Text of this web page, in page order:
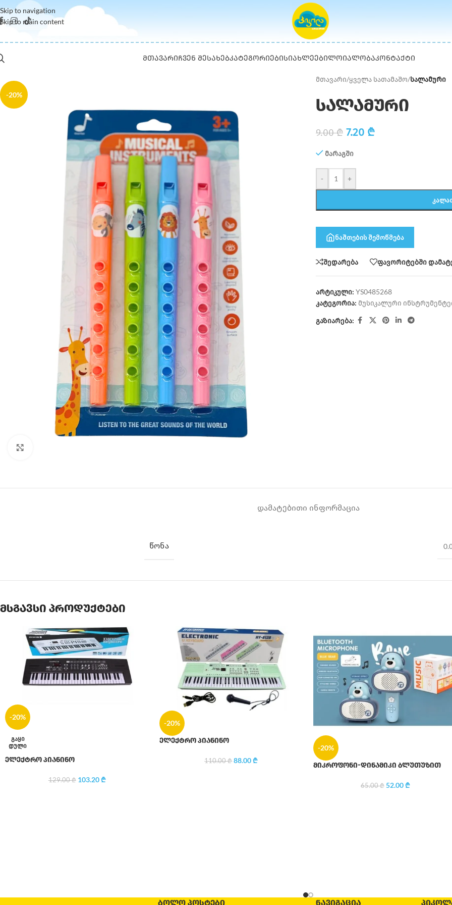
Skip to navigation
Skip to main content
ᲛᲗᲐᲕᲐᲠᲘᲩᲕᲔᲜ ᲨᲔᲡᲐᲮᲔᲑᲙᲐᲢᲔᲒᲝᲠᲘᲔᲑᲘᲡᲘᲐᲮᲚᲔᲔᲑᲘᲚᲝᲘᲐᲚᲝᲑᲐᲙᲝᲜᲢᲐᲥᲢᲘ
-20%
მთავარი/ყველა სათამაშო/სალამური
სალამური
9.00₾ 7.20 ₾
მარაგში
- +
ნაშთების შემოწმება
შედარება ფავორიტებში
არტიკული: YS0485268
კატეგორია: მუსიკალური
გაზიარება:
ᲓᲐᲛᲐᲢᲔᲑᲘᲗᲘ ᲘᲜᲤᲝᲠᲛᲐᲪᲘᲐ
ᲬᲝᲜᲐ
მსგავსი პროდუქტები
-20%
ᲒᲐᲧᲘ
ᲓᲣᲚᲘ
ელექტრო პიანინო
129.00₾ 103.20₾
-20%
ელექტრო პიანინო
110.00₾ 88.00₾
-20%
მიკროფონი-დინამიკი ბლუთუზით
65.00₾ 52.00₾
ᲑᲝᲚᲝ ᲞᲝᲡᲢᲔᲑᲘ ᲜᲐᲕᲘᲒᲐᲪᲘᲐ